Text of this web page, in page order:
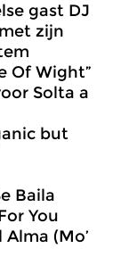
gast DJ
zijn
Of Wight”
Solta a
but
Baila
You
(Mo’